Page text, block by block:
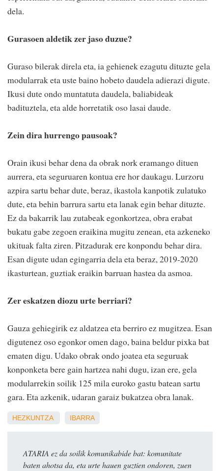
dela.
Gurasoen aldetik zer jaso duzue?
Guraso bilerak direla eta, ia gehienek ezagutu dituzte gela
modularrak eta uste baino hobeto daudela adierazi digute.
Ikusi dute ondo muntatuta daudela, baliabideak
badituztela, eta alde horretatik oso lasai daude.
Zein dira hurrengo pausoak?
Orain ikusi behar dena da obrak nork eramango dituen
aurrera, eta seguruaren kontua ere hor daukagu. Lurzoru
azpira sartu behar dute, beraz, ikastola kanpotik zulatuko
dute, eta behin barrura sartu eta lanak egin behar dituzte.
Ez da bakarrik lau zutabeak egonkortzea, obra erabat
bukatu gabe zegoen eraikina mugitu zenean, eta azkeneko
ukituak falta ziren. Pitzadurak ere konpondu behar dira.
Esan digute udan egingarria dela eta beraz, 2019-2020
ikasturtean, guztiak eraikin barruan hastea da asmoa.
Zer eskatzen diozu urte berriari?
Gauza gehiegirik ez aldatzea eta berriro ez mugitzea. Esan
digutenez oso egonkor omen dago, baina beldur pixka bat
ematen digu. Udako obrak ondo joatea eta seguruak
konponketa bere gain hartzea nahi dugu, izan ere, gela
modularrekin soilik 125 mila euroko gastu batean sartu
gara. Eta azkenik, udaran garaiz bukatzea obra lanak.
HEZKUNTZA IBARRA
ATARIA ez da soilik komunikabide bat: komunitate
baten ahotsa da, eta urte hauen guztien ondoren, zuen